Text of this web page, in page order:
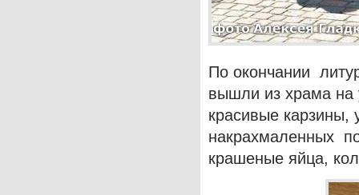
По окончании
вышли из храма на
красивые
накрахмаленных
крашеные яйца,